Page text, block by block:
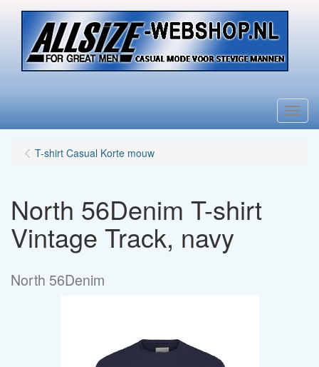
Menu
T-shirt Casual Korte mouw
North 56Denim T-shirt
Vintage Track, navy
North 56Denim